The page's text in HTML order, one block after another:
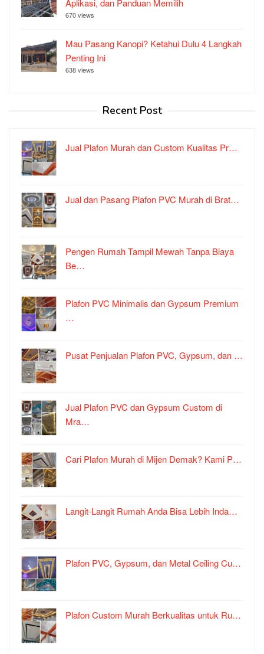
670 views
Mau Pasang Kanopi? Ketahui Dulu 4 Langkah
Penting Ini
638 views
Recent Post
Jual Plafon Murah dan Custom Kualitas Pr…
Jual dan Pasang Plafon PVC Murah di Brat…
Pengen Rumah Tampil Mewah Tanpa Biaya
Be…
Plafon PVC Minimalis dan Gypsum Premium
…
Pusat Penjualan Plafon PVC, Gypsum, dan …
Jual Plafon PVC dan Gypsum Custom di
Mra…
Cari Plafon Murah di Mijen Demak? Kami P…
Langit-Langit Rumah Anda Bisa Lebih Inda…
Plafon PVC, Gypsum, dan Metal Ceiling Cu…
Plafon Custom Murah Berkualitas untuk Ru…